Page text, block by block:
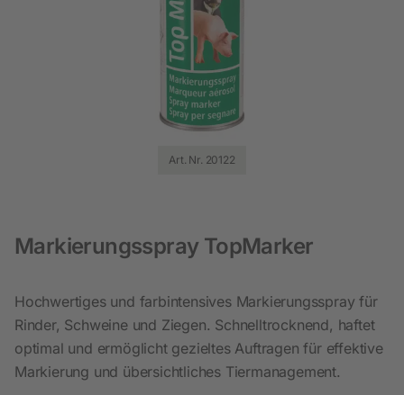
Art. Nr. 20122
Markierungsspray TopMarker
Hochwertiges und farbintensives Markierungsspray für
Rinder, Schweine und Ziegen. Schnelltrocknend, haftet
optimal und ermöglicht gezieltes Auftragen für effektive
Markierung und übersichtliches Tiermanagement.